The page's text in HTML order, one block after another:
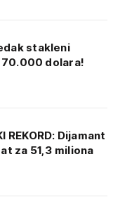
stakleni
dolara!
REKORD: Dijamant
za 51,3 miliona